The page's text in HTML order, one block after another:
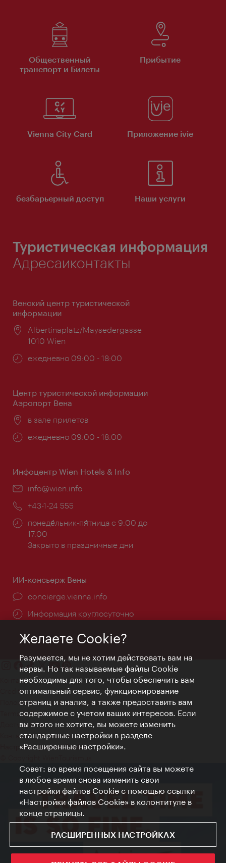
Общественный
транспорт и Билеты
Прибытие
Vienna City Card Приложение ivie
безбарьерный доступ Наши услуги
Туристическая информация
Адресаиконтакты
Венский центр туристической
информации
Расположение:
Albertinaplatz/Maysedergasse
1010 Wien
Часы
ежедневно 09:00 - 18:00
Центр туристической информации
Аэропорт Вена
Расположение:
в зале прилетов
Часы
ежедневно 09:00 - 18:00
Инфоцентр Wien Hotels & Info
Эл.
info@wien.info
Телефон:
+43-1-24 555
Часы
работы:
понеде́льник-пя́тница с 9:00 до
17:00
Закрыто в праздничные дни
ИИ-консьерж Вены
concierge.vienna.info
Информация круглосуточно
Контакт
Credits
Положение о конфиденциальности
Terms of Use
Доступность
Контакты для прессы
Настройки файлов Cookie
Желаете Cookie?
Разумеется, мы не хотим действовать вам на
нервы. Но так называемые файлы Cookie
необходимы для того, чтобы обеспечить вам
оптимальный сервис, функционирование
страниц и анализ, а также предоставить вам
содержимое с учетом ваших интересов. Если
вы этого не хотите, вы можете изменить
стандартные настройки в разделе
«Расширенные настройки».
Совет: во время посещения сайта вы можете
в любое время снова изменить свои
настройки файлов Cookie с помощью ссылки
«Настройки файлов Cookie» в колонтитуле в
конце страницы.
РАСШИРЕННЫХ НАСТРОЙКАХ